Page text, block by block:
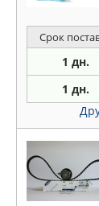
Срок
1 дн.
1 дн.